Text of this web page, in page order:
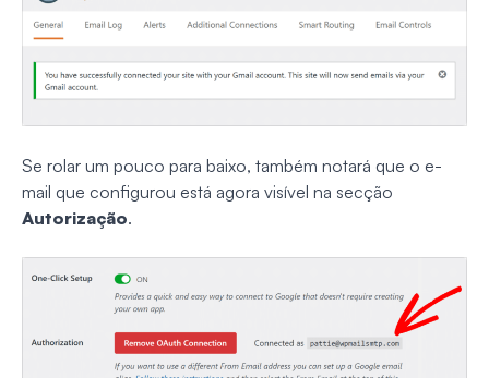
Se rolar um pouco para baixo, também notará que o e-
mail que configurou está agora visível na secção
Autorização.